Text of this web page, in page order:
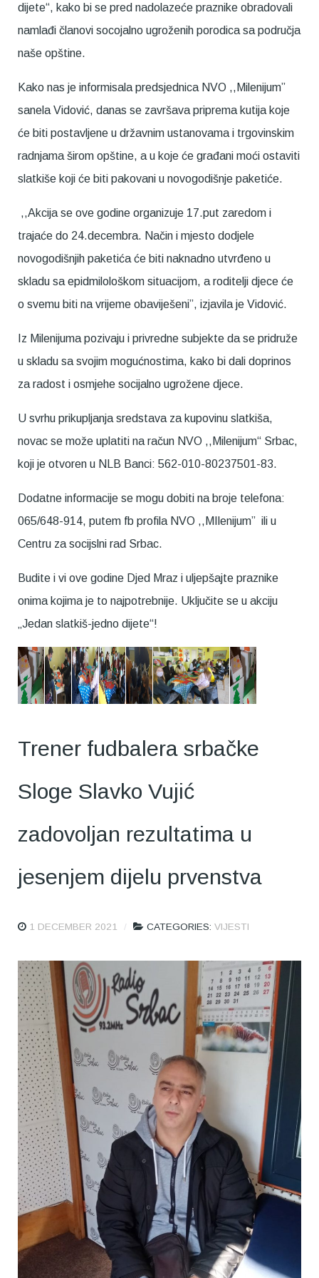
dijete“, kako bi se pred nadolazeće praznike obradovali
namlađi članovi socojalno ugroženih porodica sa područja
naše opštine.
Kako nas je informisala predsjednica NVO ,,Milenijum”
sanela Vidović, danas se završava priprema kutija koje
će biti postavljene u državnim ustanovama i trgovinskim
radnjama širom opštine, a u koje će građani moći ostaviti
slatkiše koji će biti pakovani u novogodišnje paketiće.
,,Akcija se ove godine organizuje 17.put zaredom i
trajaće do 24.decembra. Način i mjesto dodjele
novogodišnjih paketića će biti naknadno utvrđeno u
skladu sa epidmilološkom situacijom, a roditelji djece će
o svemu biti na vrijeme obaviješeni”, izjavila je Vidović.
Iz Milenijuma pozivaju i privredne subjekte da se pridruže
u skladu sa svojim mogućnostima, kako bi dali doprinos
za radost i osmjehe socijalno ugrožene djece.
U svrhu prikupljanja sredstava za kupovinu slatkiša,
novac se može uplatiti na račun NVO ,,Milenijum“ Srbac,
koji je otvoren u NLB Banci: 562-010-80237501-83.
Dodatne informacije se mogu dobiti na broje telefona:
065/648-914, putem fb profila NVO ,,MIlenijum” ili u
Centru za socijslni rad Srbac.
Budite i vi ove godine Djed Mraz i uljepšajte praznike
onima kojima je to najpotrebnije. Uključite se u akciju
„Jedan slatkiš-jedno dijete“!
Trener fudbalera srbačke
Sloge Slavko Vujić
zadovoljan rezultatima u
jesenjem dijelu prvenstva
1 DECEMBER 2021 CATEGORIES: VIJESTI